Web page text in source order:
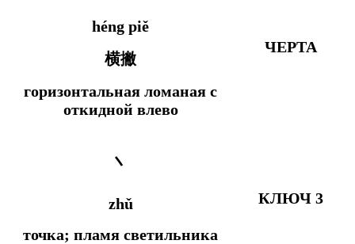
héng piě
横撇
горизонтальная ломаная с
откидной влево
ЧЕРТА
丶
zhǔ
точка; пламя светильника
КЛЮЧ 3